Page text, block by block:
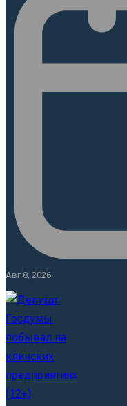
Авг 8, 2026